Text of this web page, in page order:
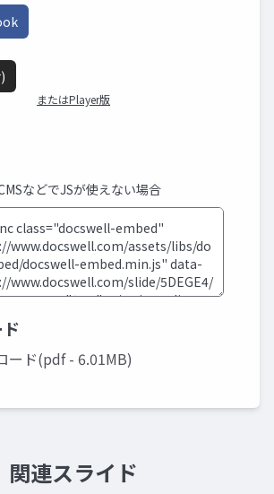
またはPlayer版
などでJSが使えない場合
ード(pdf - 6.01MB)
関連スライド